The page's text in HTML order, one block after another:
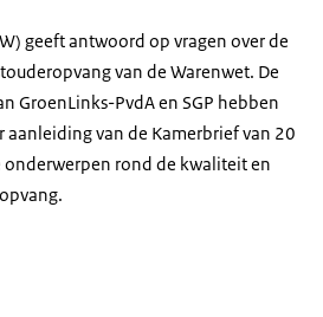
geeft antwoord op vragen over de
van de Warenwet. De
GroenLinks-PvdA en SGP hebben
aanleiding van de Kamerbrief van 20
onderwerpen rond de kwaliteit en